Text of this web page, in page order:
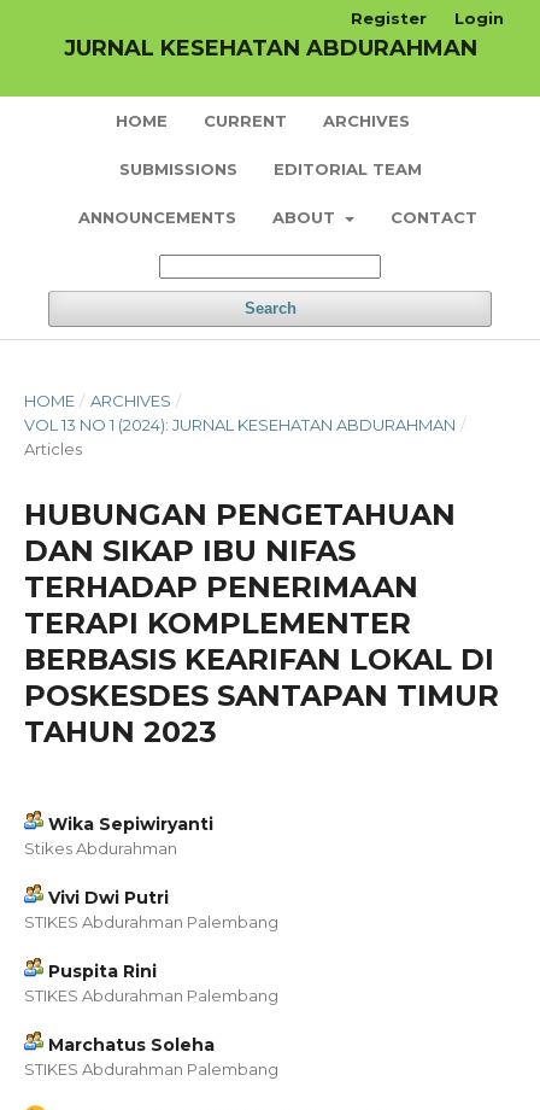
JURNAL KESEHATAN ABDURAHMAN
HOME CURRENT ARCHIVES
SUBMISSIONS EDITORIAL TEAM
ANNOUNCEMENTS ABOUT CONTACT
Search
Register Login
HOME / ARCHIVES /
VOL 13 NO 1 (2024): JURNAL KESEHATAN ABDURAHMAN /
Articles
HUBUNGAN PENGETAHUAN
DAN SIKAP IBU NIFAS
TERHADAP PENERIMAAN
TERAPI KOMPLEMENTER
BERBASIS KEARIFAN LOKAL DI
POSKESDES SANTAPAN TIMUR
TAHUN 2023
Wika Sepiwiryanti
Stikes Abdurahman
Vivi Dwi Putri
STIKES Abdurahman Palembang
Puspita Rini
STIKES Abdurahman Palembang
Marchatus Soleha
STIKES Abdurahman Palembang